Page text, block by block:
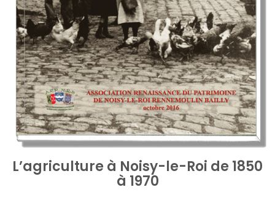
L’agriculture à Noisy-le-Roi de 1850
à 1970